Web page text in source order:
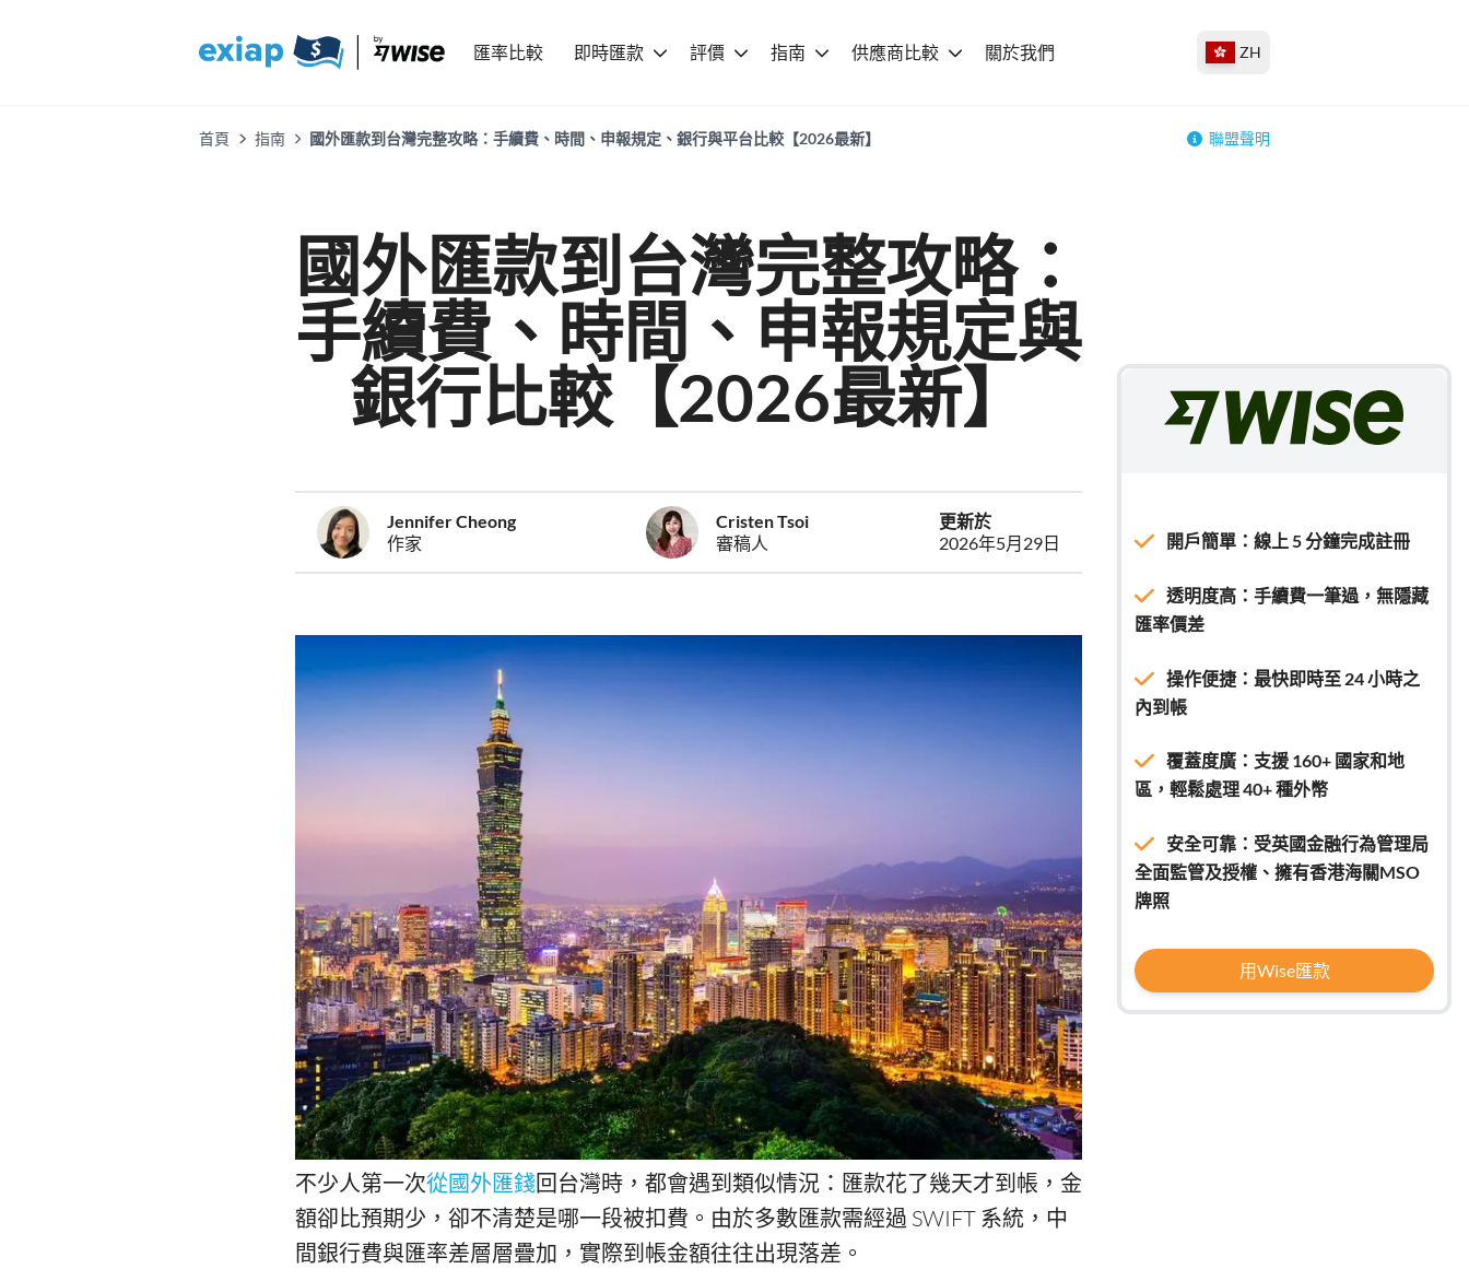
匯率比較 即時匯款 評價 指南 供應商比較 關於我們 ZH
首頁 指南 國外匯款到台灣完整攻略：手續費、時間、申報規定、銀行與平台比較【2026最新】 聯盟聲明
國外匯款到台灣完整攻略：
手續費、時間、申報規定與
銀行比較【2026最新】
Jennifer Cheong
作家
Cristen Tsoi
審稿人
更新於
2026年5月29日
不少人第一次從國外匯錢回台灣時，都會遇到類似情況：匯款花了幾天才到帳，金
額卻比預期少，卻不清楚是哪一段被扣費。由於多數匯款需經過 SWIFT 系統，中
間銀行費與匯率差層層疊加，實際到帳金額往往出現落差。
開戶簡單：線上 5 分鐘完成註冊
透明度高：手續費一筆過，無隱藏
匯率價差
操作便捷：最快即時至 24 小時之
內到帳
覆蓋度廣：支援 160+ 國家和地
區，輕鬆處理 40+ 種外幣
安全可靠：受英國金融行為管理局
全面監管及授權、擁有香港海關MSO
牌照
用Wise匯款